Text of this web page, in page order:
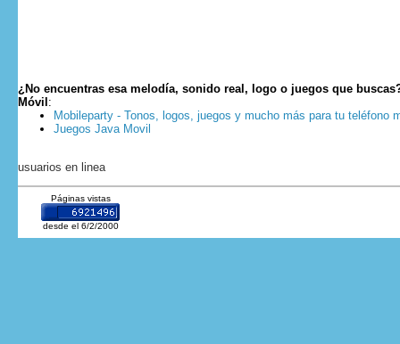
¿No encuentras esa melodía, sonido real, logo o juegos que
Móvil :
Mobileparty - Tonos, logos, juegos y mucho más para tu teléfono
Juegos Java Movil
usuarios en linea
Páginas vistas
desde el 6/2/2000